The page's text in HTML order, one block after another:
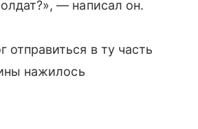
— написал он.
в ту часть
нажилось